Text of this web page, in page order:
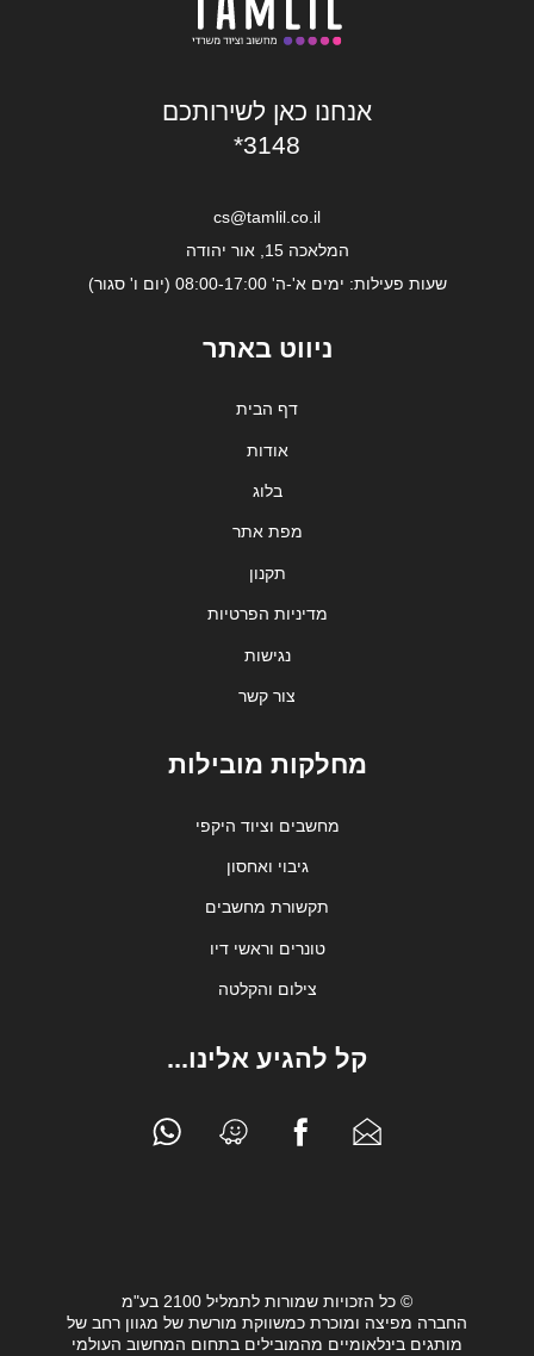
אנחנו כאן לשירותכם
*3148
cs@tamlil.co.il
המלאכה 15, אור יהודה
שעות פעילות: ימים א'-ה' 08:00-17:00 (יום ו' סגור)
ניווט באתר
דף הבית
אודות
בלוג
מפת אתר
תקנון
מדיניות הפרטיות
נגישות
צור קשר
מחלקות מובילות
מחשבים וציוד היקפי
גיבוי ואחסון
תקשורת מחשבים
טונרים וראשי דיו
צילום והקלטה
קל להגיע אלינו...
© כל הזכויות שמורות לתמליל 2100 בע"מ
החברה מפיצה ומוכרת כמשווקת מורשת של מגוון רחב של
מותגים בינלאומיים מהמובילים בתחום המחשוב העולמי